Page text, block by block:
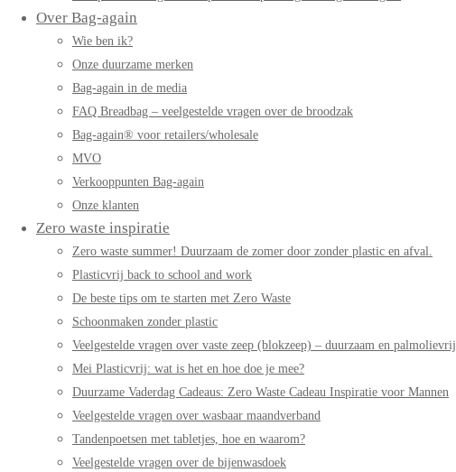
Over Bag-again
Wie ben ik?
Onze duurzame merken
Bag-again in de media
FAQ Breadbag – veelgestelde vragen over de broodzak
Bag-again® voor retailers/wholesale
MVO
Verkooppunten Bag-again
Onze klanten
Zero waste inspiratie
Zero waste summer! Duurzaam de zomer door zonder plastic en afval.
Plasticvrij back to school and work
De beste tips om te starten met Zero Waste
Schoonmaken zonder plastic
Veelgestelde vragen over vaste zeep (blokzeep) – duurzaam en palmolievrij
Mei Plasticvrij: wat is het en hoe doe je mee?
Duurzame Vaderdag Cadeaus: Zero Waste Cadeau Inspiratie voor Mannen
Veelgestelde vragen over wasbaar maandverband
Tandenpoetsen met tabletjes, hoe en waarom?
Veelgestelde vragen over de bijenwasdoek